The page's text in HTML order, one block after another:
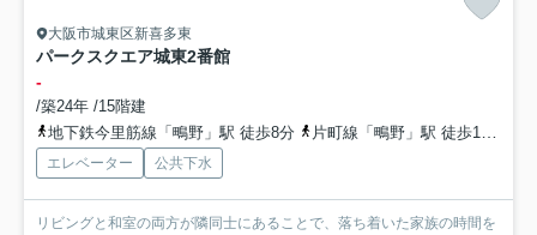
大阪市城東区新喜多東
パークスクエア城東2番館
-
/築24年 /15階建
地下鉄今里筋線「鴫野」駅 徒歩8分
片町線「鴫野」駅 徒歩10分
エレベーター 公共下水
リビングと和室の両方が隣同士にあることで、落ち着いた家族の時間を